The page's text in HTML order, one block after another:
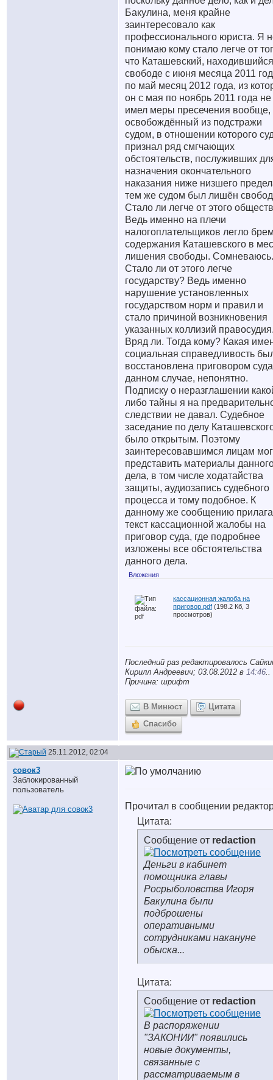
Бакулина, меня крайне
заинтересовало как
профессионального юриста. Я
понимаю кому стало легче от
что Каташевский,
свободе с июня месяца 2011
по май месяц 2012 года, из
он с мая по ноябрь 2011 года не
имел меры пресечения вообще,
освобождённый из подстражи
судом, в отношении которого
признал ряд смгчающих
обстоятельств, послуживших
назначения окончательного
наказания ниже низшего
тем же судом был лишён
Стало ли легче от этого
Ведь именно на плечи
налогоплательщиков легло
содержания Каташевского в
лишения свободы. Сомневаюсь.
Стало ли от этого легче
государству? Ведь именно
нарушение установленных
государством норм и правил и
стало причиной возникновения
указанных коллизий
Вряд ли. Тогда кому? Какая
социальная справедливость
восстановлена приговором
данном случае, непонятно.
Подписку о неразглашении
либо тайны я на
следствии не давал. Судебное
заседание по делу
было открытым. Поэтому
заинтересовавшимся лицам
представить материалы
дела, в том числе ходатайства
защиты, аудиозапись судебного
процесса и тому подобное. К
данному же сообщению
текст кассационной жалобы на
приговор суда, где подробнее
изложены все обстоятельства
данного дела.
Вложения
кассационная жалоба на
приговор.pdf (198.2 Кб, 3
просмотров)
Последний раз редактировалось
Кирилл Андреевич; 03.08.2012 в 14:46
Причина: шрифт
В Минюст
Цитата
Спасибо
25.11.2012, 02:04
совок3
Заблокированный
пользователь
Прочитал в сообщении
Цитата:
Сообщение от redaction
Деньги в кабинет
помощника главы
Росрыболовства Игоря
Бакулина были
подброшены
оперативными
сотрудниками накануне
обыска...
Цитата:
Сообщение от redaction
В распоряжении
"ЗАКОНИИ" появились
новые документы,
связанные с
рассматриваемым в